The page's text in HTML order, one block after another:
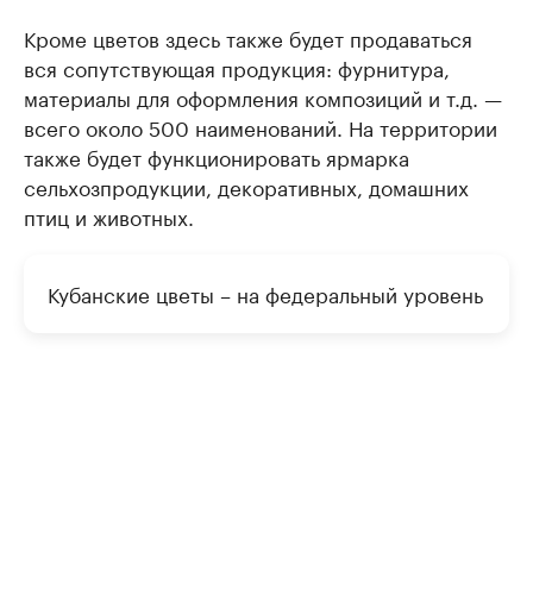
Кроме цветов здесь также будет продаваться
вся сопутствующая продукция: фурнитура,
материалы для оформления композиций и т.д. —
всего около 500 наименований. На территории
также будет функционировать ярмарка
сельхозпродукции, декоративных, домашних
птиц и животных.
Кубанские цветы – на федеральный уровень